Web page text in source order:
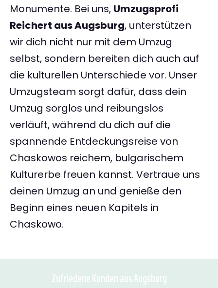
Monumente. Bei uns, Umzugsprofi
Reichert aus Augsburg, unterstützen
wir dich nicht nur mit dem Umzug
selbst, sondern bereiten dich auch auf
die kulturellen Unterschiede vor. Unser
Umzugsteam sorgt dafür, dass dein
Umzug sorglos und reibungslos
verläuft, während du dich auf die
spannende Entdeckungsreise von
Chaskowos reichem, bulgarischem
Kulturerbe freuen kannst. Vertraue uns
deinen Umzug an und genieße den
Beginn eines neuen Kapitels in
Chaskowo.
Zufriedene Kunden aus Augsburg